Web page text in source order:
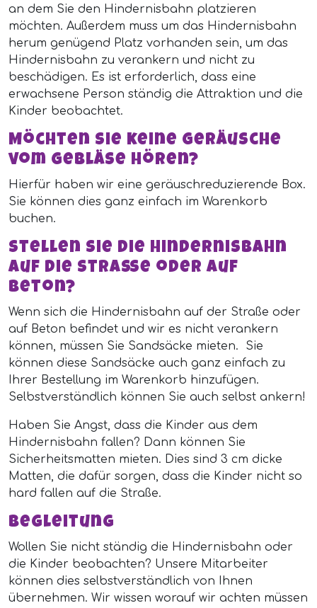
an dem Sie den Hindernisbahn platzieren
möchten. Außerdem muss um das Hindernisbahn
herum genügend Platz vorhanden sein, um das
Hindernisbahn zu verankern und nicht zu
beschädigen. Es ist erforderlich, dass eine
erwachsene Person ständig die Attraktion und die
Kinder beobachtet.
Möchten Sie keine Geräusche
vom Gebläse hören?
Hierfür haben wir eine geräuschreduzierende Box.
Sie können dies ganz einfach im Warenkorb
buchen.
Stellen Sie die Hindernisbahn
auf die Straße oder auf
Beton?
Wenn sich die Hindernisbahn auf der Straße oder
auf Beton befindet und wir es nicht verankern
können, müssen Sie Sandsäcke mieten. Sie
können diese Sandsäcke auch ganz einfach zu
Ihrer Bestellung im Warenkorb hinzufügen.
Selbstverständlich können Sie auch selbst ankern!
Haben Sie Angst, dass die Kinder aus dem
Hindernisbahn fallen? Dann können Sie
Sicherheitsmatten mieten. Dies sind 3 cm dicke
Matten, die dafür sorgen, dass die Kinder nicht so
hard fallen auf die Straße.
Begleitung
Wollen Sie nicht ständig die Hindernisbahn oder
die Kinder beobachten? Unsere Mitarbeiter
können dies selbstverständlich von Ihnen
übernehmen. Wir wissen worauf wir achten müssen